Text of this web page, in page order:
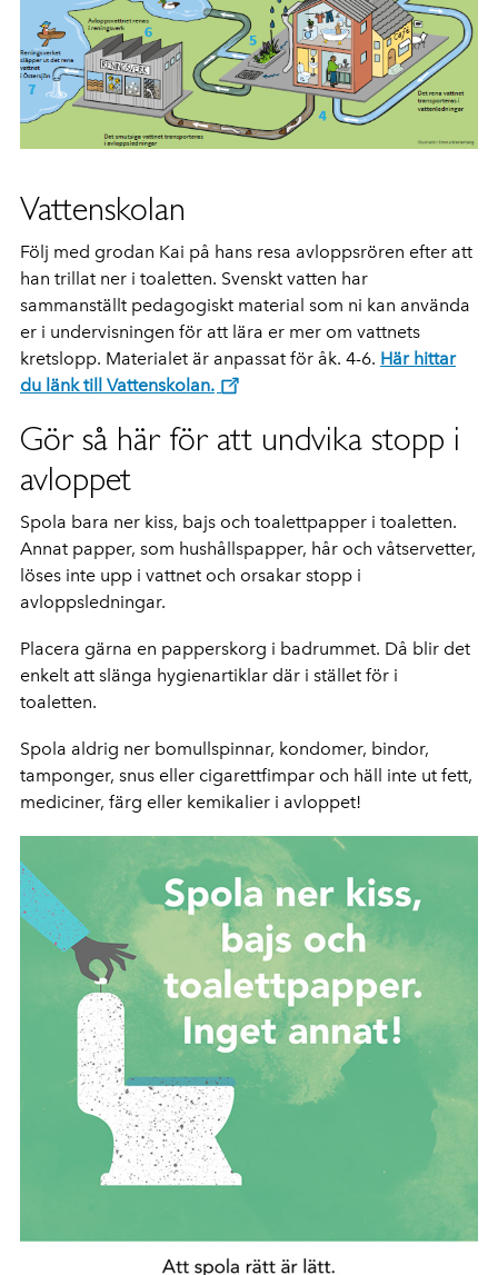
Vattenskolan
Följ med grodan Kai på hans resa avloppsrören efter att
han trillat ner i toaletten. Svenskt vatten har
sammanställt pedagogiskt material som ni kan använda
er i undervisningen för att lära er mer om vattnets
kretslopp. Materialet är anpassat för åk. 4-6. Här hittar
du länk till Vattenskolan.
Gör så här för att undvika stopp i
avloppet
Spola bara ner kiss, bajs och toa­lettpapper i toaletten.
Annat papper, som hushållspapper, hår och våtser­vetter,
löses inte upp i vattnet och orsakar stopp i
avloppsledningar.
Placera gärna en papperskorg i badrummet. Då blir det
enkelt att slänga hygienartiklar där i stället för i
toaletten.
Spola aldrig ner bomullspinnar, kondomer, bindor,
tamponger, snus eller cigarettfimpar och häll inte ut fett,
mediciner, färg eller kemikalier i avloppet!